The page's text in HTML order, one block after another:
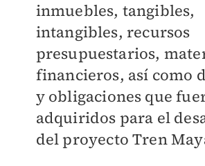
inmuebles, tangibles,
intangibles, recursos
presupuestarios,
financieros, así como
y obligaciones que
adquiridos para el
del proyecto Tren